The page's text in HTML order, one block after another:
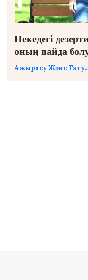
Некедегі
оның пайда
Ажырасу Және